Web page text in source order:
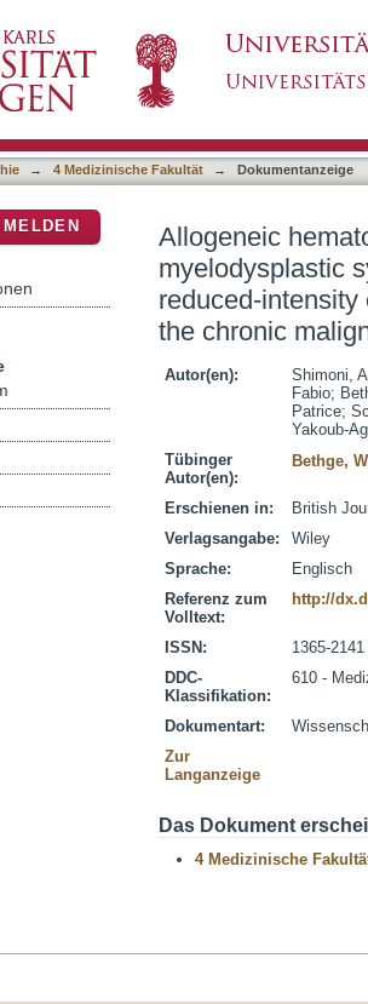
compared to other
malignancies working
→ 4 Medizinische Fakultät → Dokumentanzeige
Allogeneic
myelodysplastic
reduced-
the chronic
Autor(en):
Shimoni,
Fabio;
Patrice;
Yakoub-
Tübinger
Autor(en):
Bethge,
Erschienen in:
British
Verlagsangabe:
Wiley
Sprache:
Englisch
Referenz zum
Volltext:
http://
ISSN:
1365-2141
DDC-
Klassifikation:
610 -
Dokumentart:
Zur
Langanzeige
Das Dokument
4 Medizinische